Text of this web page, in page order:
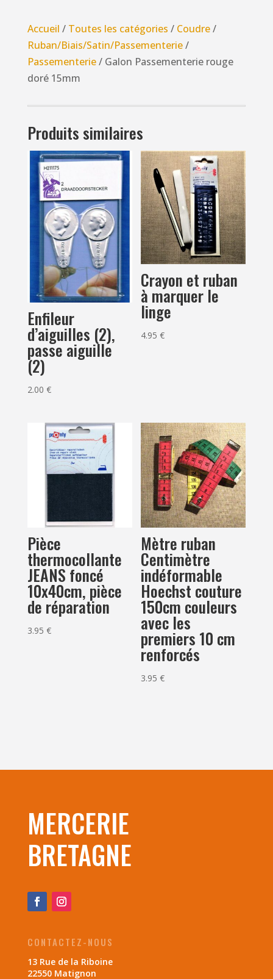
doré
15mm
Accueil / Toutes les catégories / Coudre/
Ruban/Biais/Satin/Passementerie/
Passementerie/ Galon Passementerie rouge
doré 15mm
Produits similaires
Enfileur
d’aiguilles (2),
passe aiguille
(2)
2.00 €
Crayon et ruban
à marquer le
linge
4.95€
Pièce
thermocollante
JEANS foncé
10x40cm, pièce
de réparation
3.95 €
Mètre ruban
Centimètre
indéformable
Hoechst couture
150cm couleurs
avec les
premiers 10 cm
renforcés
3.95€
MERCERIE
BRETAGNE
CONTACTEZ-NOUS
13 Rue de la Riboine
22550 Matignon